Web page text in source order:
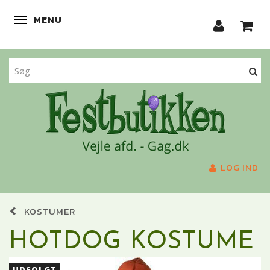
SKIFTE NAVIGATION
MENU
LOG IND
KOSTUMER
HOTDOG KOSTUME